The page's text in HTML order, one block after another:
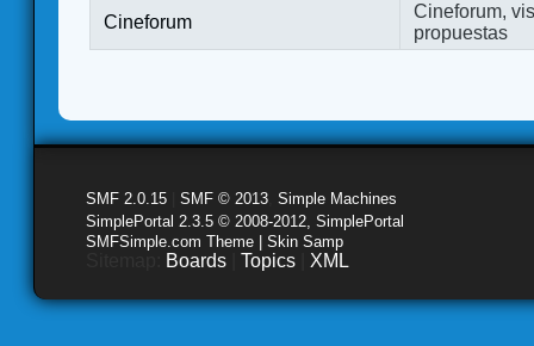
Cineforum
Cineforum,
propuestas
SMF 2.0.15 SMF © 2013 Simple Machines
SimplePortal 2.3.5 © 2008-2012, SimplePortal
SMFSimple.com Theme | Skin Samp
Boards Topics XML